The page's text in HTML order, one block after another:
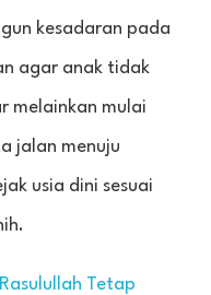
kesadaran pada
agar anak tidak
melainkan mulai
jalan menuju
usia dini sesuai
Tetap